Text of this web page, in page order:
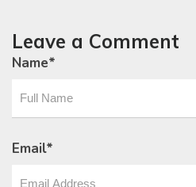
Leave a Comment
Name*
Email*